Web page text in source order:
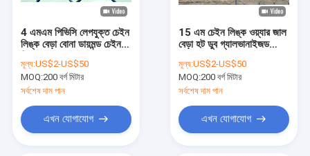
4 এমএম পিভিসি লেপযুক্ত চেইন
লিঙ্ক বেড়া বোনা ডায়মন্ড চেইন
মূল্য:US$2-US$50
MOQ:200 বর্গ মিটার
সর্বশেষ দাম পান
এখন যোগাযোগ
15 এম চেইন লিঙ্ক ওয়্যার জাল
বেড়া হট ডুব গ্যালভানাইজড
মূল্য:US$2-US$50
MOQ:200 বর্গ মিটার
সর্বশেষ দাম পান
এখন যোগাযোগ